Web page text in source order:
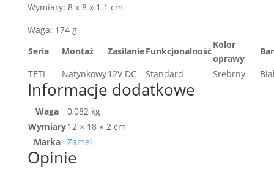
Wymiary: 8 x 8 x 1.1 cm
Waga: 174 g
Seria
Montaż ZasilanieFunkcjonalność
Kolor
oprawy
TETI
Natynkowy12V DC Standard Srebrny
Informacje dodatkowe
Waga
0,082 kg
Wymiary12 × 18 × 2 cm
Marka Zamel
Opinie